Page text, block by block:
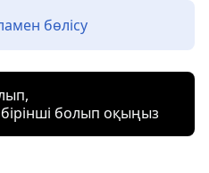
бөлісу
болып оқыңыз